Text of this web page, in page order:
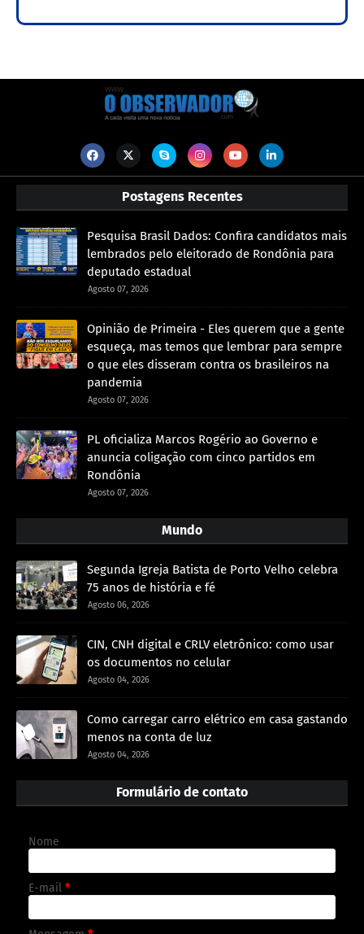
Postagens Recentes
Pesquisa Brasil Dados: Confira candidatos mais
lembrados pelo eleitorado de Rondônia para
deputado estadual
Agosto 07, 2026
Opinião de Primeira - Eles querem que a gente
esqueça, mas temos que lembrar para sempre
o que eles disseram contra os brasileiros na
pandemia
Agosto 07, 2026
PL oficializa Marcos Rogério ao Governo e
anuncia coligação com cinco partidos em
Rondônia
Agosto 07, 2026
Mundo
Segunda Igreja Batista de Porto Velho celebra
75 anos de história e fé
Agosto 06, 2026
CIN, CNH digital e CRLV eletrônico: como usar
os documentos no celular
Agosto 04, 2026
Como carregar carro elétrico em casa gastando
menos na conta de luz
Agosto 04, 2026
Formulário de contato
Nome
E-mail *